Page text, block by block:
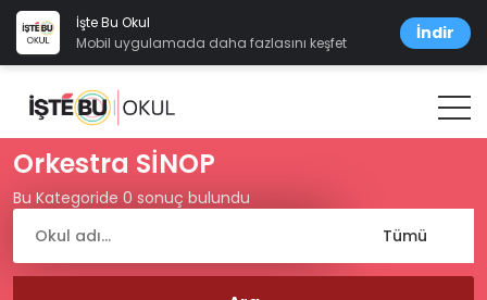
İşte Bu Okul
Mobil uygulamada daha fazlasını keşfet
İndir
Orkestra SİNOP
Bu Kategoride 0 sonuç bulundu